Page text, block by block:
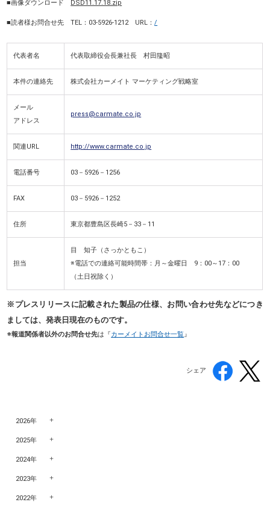
■画像ダウンロード DSD11.17.18.zip
■読者様お問合せ先 TEL：03-5926-1212 URL：/
代表者名 代表取締役会長兼社長 村田隆昭
本件の連絡先 株式会社カーメイト マーケティング戦略室
メール
アドレス
press@carmate.co.jp
関連URL http://www.carmate.co.jp
電話番号 03－5926－1256
FAX 03－5926－1252
住所 東京都豊島区長崎5－33－11
担当
目 知子（さっかともこ）
※電話での連絡可能時間帯：月～金曜日 9：00～17：00
（土日祝除く）
※プレスリリースに記載された製品の仕様、お問い合わせ先などにつき
ましては、発表日現在のものです。
※報道関係者以外のお問合せ先は『カーメイトお問合せ一覧 』
シェア
2026年
2025年
2024年
2023年
2022年